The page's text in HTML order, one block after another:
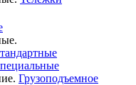
Грузоподъемное